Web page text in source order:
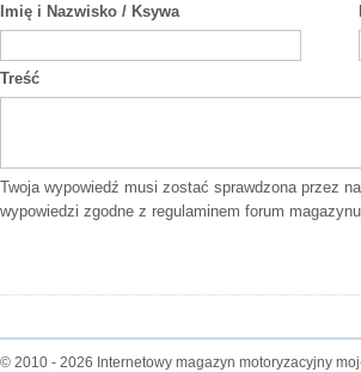
Imię i Nazwisko / Ksywa
Treść
Twoja wypowiedź musi zostać sprawdzona przez
wypowiedzi zgodne z regulaminem forum
© 2010 - 2026 Internetowy magazyn motoryzacyjny